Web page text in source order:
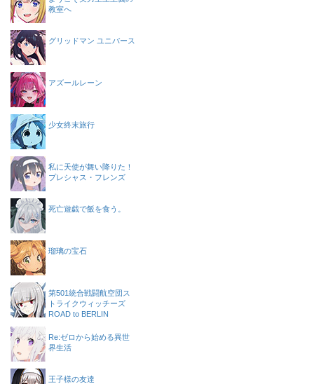
教室へ
グリッドマン ユニバース
アズールレーン
少女終末旅行
私に天使が舞い降りた！
プレシャス・フレンズ
死亡遊戯で飯を食う。
瑠璃の宝石
第501統合戦闘航空団ス
トライクウィッチーズ
ROAD to BERLIN
Re:ゼロから始める異世
界生活
王子様の友達